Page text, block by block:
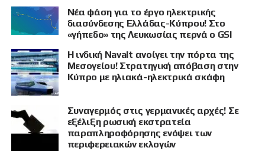
Νέα φάση για το έργο ηλεκτρικής
διασύνδεσης Ελλάδας-Κύπρου! Στο
«γήπεδο» της Λευκωσίας περνά ο GSI
Η ινδική Navalt ανοίγει την πόρτα της
Μεσογείου! Στρατηγική απόβαση στην
Κύπρο με ηλιακά-ηλεκτρικά σκάφη
Συναγερμός στις γερμανικές αρχές! Σε
εξέλιξη ρωσική εκστρατεία
παραπληροφόρησης ενόψει των
περιφερειακών εκλογών